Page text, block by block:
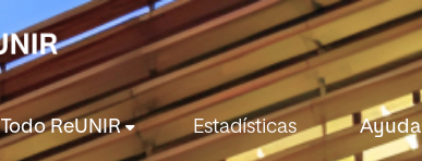
Todo ReUNIR Estadísticas Ayuda